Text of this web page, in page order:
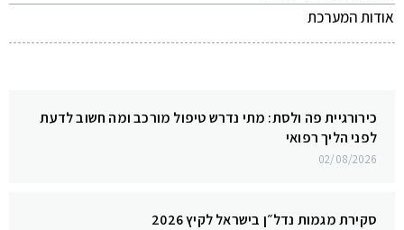
אודות המערכת
כירורגיית פה ולסת: מתי נדרש טיפול מורכב ומה חשוב לדעת
לפני הליך רפואי
02/08/2026
סקירת מגמות נדל״ן בישראל לקיץ 2026